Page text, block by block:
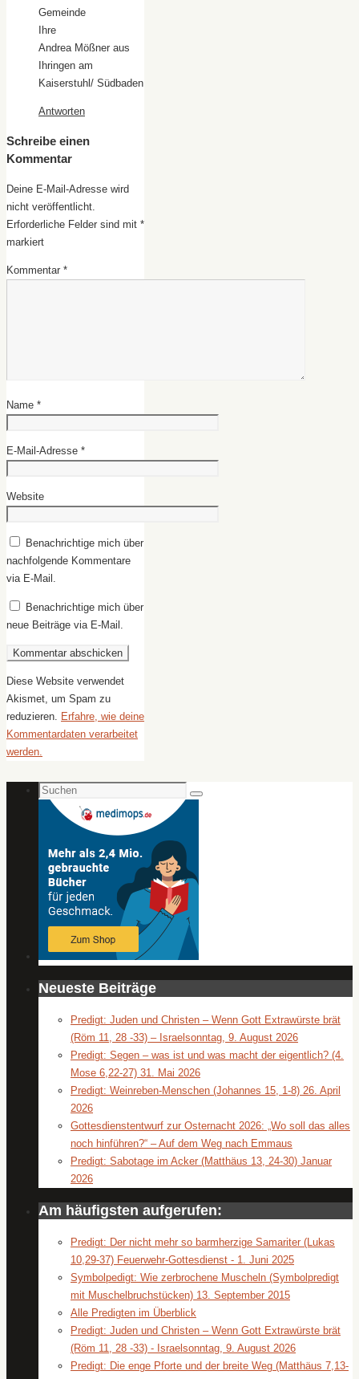
Gemeinde
Ihre
Andrea Mößner aus
Ihringen am
Kaiserstuhl/ Südbaden
Antworten
Schreibe einen
Kommentar
Deine E-Mail-Adresse wird
nicht veröffentlicht.
Erforderliche Felder sind mit *
markiert
Kommentar *
Name *
E-Mail-Adresse *
Website
Benachrichtige mich über
nachfolgende Kommentare
via E-Mail.
Benachrichtige mich über
neue Beiträge via E-Mail.
Diese Website verwendet
Akismet, um Spam zu
reduzieren. Erfahre, wie deine
Kommentardaten verarbeitet
werden.
Suchen
nach:
Suchen
Neueste Beiträge
Predigt: Juden und Christen – Wenn Gott Extrawürste brät
(Röm 11, 28 -33) – Israelsonntag, 9. August 2026
Predigt: Segen – was ist und was macht der eigentlich? (4.
Mose 6,22-27) 31. Mai 2026
Predigt: Weinreben-Menschen (Johannes 15, 1-8) 26. April
2026
Gottesdienstentwurf zur Osternacht 2026: „Wo soll das alles
noch hinführen?“ – Auf dem Weg nach Emmaus
Predigt: Sabotage im Acker (Matthäus 13, 24-30) Januar
2026
Am häufigsten aufgerufen:
Predigt: Der nicht mehr so barmherzige Samariter (Lukas
10,29-37) Feuerwehr-Gottesdienst - 1. Juni 2025
Symbolpedigt: Wie zerbrochene Muscheln (Symbolpredigt
mit Muschelbruchstücken) 13. September 2015
Alle Predigten im Überblick
Predigt: Juden und Christen – Wenn Gott Extrawürste brät
(Röm 11, 28 -33) - Israelsonntag, 9. August 2026
Predigt: Die enge Pforte und der breite Weg (Matthäus 7,13-